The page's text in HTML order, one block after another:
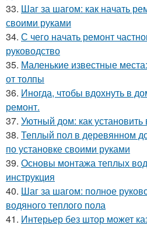
33. Шаг за шагом: как начать
своими руками
34. С чего начать ремонт
руководство
35. Маленькие известные
от толпы
36. Иногда, чтобы вдохнуть в
ремонт.
37. Уютный дом: как
38. Теплый пол в деревянном
по установке своими руками
39. Основы монтажа теплых
инструкция
40. Шаг за шагом: полное
водяного теплого пола
41. Интерьер без штор может